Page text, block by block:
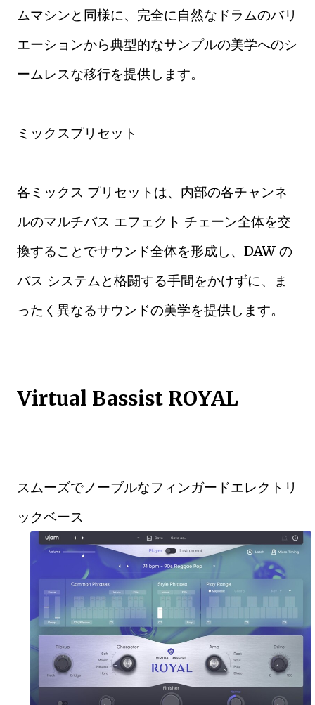
ムマシンと同様に、完全に自然なドラムのバリ
エーションから典型的なサンプルの美学へのシ
ームレスな移行を提供します。
ミックスプリセット
各ミックス プリセットは、内部の各チャンネ
ルのマルチバス エフェクト チェーン全体を交
換することでサウンド全体を形成し、DAW の
バス システムと格闘する手間をかけずに、ま
ったく異なるサウンドの美学を提供します。
Virtual Bassist ROYAL
スムーズでノーブルなフィンガードエレクトリ
ックベース